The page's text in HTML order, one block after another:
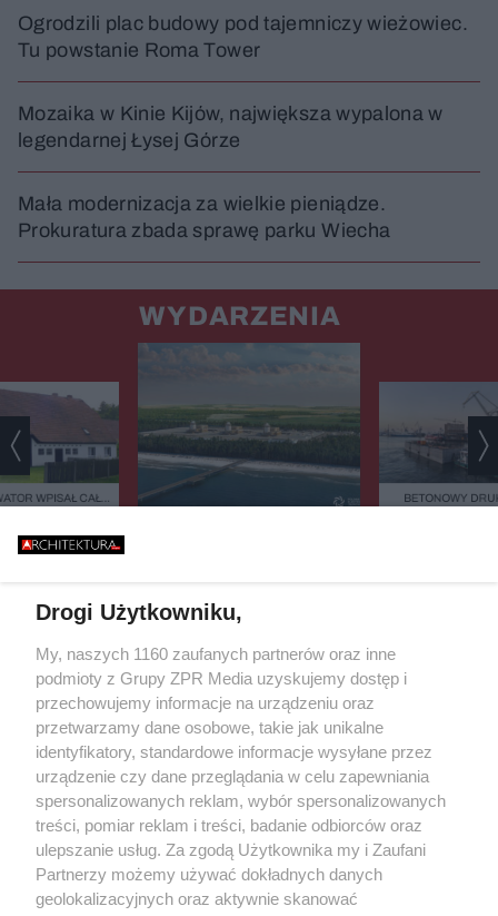
Ogrodzili plac budowy pod tajemniczy wieżowiec.
Tu powstanie Roma Tower
Mozaika w Kinie Kijów, największa wypalona w
legendarnej Łysej Górze
Mała modernizacja za wielkie pieniądze.
Prokuratura zbada sprawę parku Wiecha
WYDARZENIA
WPISAŁ CAŁĄ
PARALIŻU
BETONOWY
Żaden utwór zamieszczony w serwisie nie może być powielany i
rozpowszechniany lub dalej rozpowszechniany w jakikolwiek sposób (w
tym także elektroniczny lub mechaniczny) na jakimkolwiek polu
eksploatacji w jakiejkolwiek formie, włącznie z umieszczaniem w
Internecie bez pisemnej zgody właściciela praw. Jakiekolwiek użycie lub
wykorzystanie utworów w całości lub w części z naruszeniem prawa, tzn.
bez właściwej zgody, jest zabronione pod groźbą kary i może być ścigane
prawnie.
Drogi Użytkowniku,
My, naszych 1160 zaufanych partnerów oraz inne
podmioty z Grupy ZPR Media uzyskujemy dostęp i
przechowujemy informacje na urządzeniu oraz
przetwarzamy dane osobowe, takie jak unikalne
identyfikatory, standardowe informacje wysyłane przez
urządzenie czy dane przeglądania w celu zapewniania
spersonalizowanych reklam, wybór spersonalizowanych
treści, pomiar reklam i treści, badanie odbiorców oraz
ulepszanie usług. Za zgodą Użytkownika my i Zaufani
Partnerzy możemy używać dokładnych danych
geolokalizacyjnych oraz aktywnie skanować